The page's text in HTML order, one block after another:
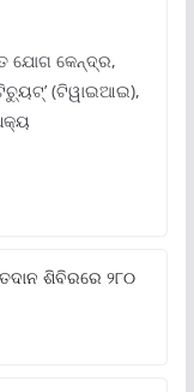
ଯୋଗ କେନ୍ଦ୍ର,
(ଟିୱାଇଆଇ),
ଶିବିରରେ ୨୮୦